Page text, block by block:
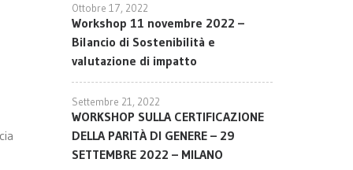
Ottobre 17, 2022
Workshop 11 novembre 2022 –
Bilancio di Sostenibilità e
valutazione di impatto
Settembre 21, 2022
WORKSHOP SULLA CERTIFICAZIONE
DELLA PARITÀ DI GENERE – 29
SETTEMBRE 2022 – MILANO